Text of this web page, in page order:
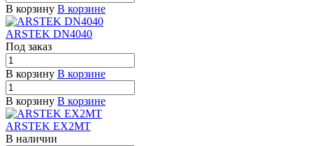
В корзину В корзине
ARSTEK DN4040
Под заказ
В корзину В корзине
В корзину В корзине
ARSTEK EX2MT
В наличии